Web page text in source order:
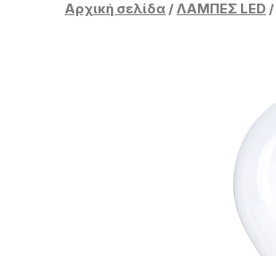
Αρχική σελίδα /ΛΑΜΠΕΣ LED /